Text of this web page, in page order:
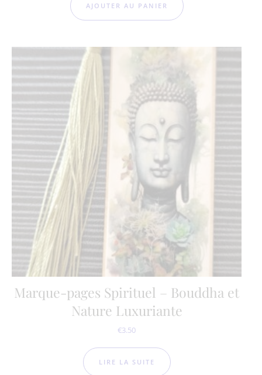
AJOUTER AU PANIER
Marque-pages Spirituel – Bouddha et
Nature Luxuriante
€3.50
LIRE LA SUITE